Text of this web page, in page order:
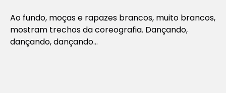
Ao fundo, moças e rapazes brancos, muito brancos,
mostram trechos da coreografia. Dançando,
dançando, dançando…